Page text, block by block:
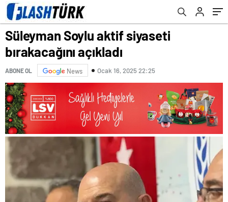
Süleyman Soylu aktif siyaseti
bırakacağını açıkladı
ABONE OL News Ocak 16, 2025 22:25